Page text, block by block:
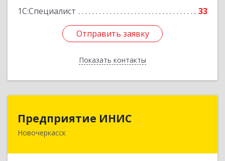
1С:Специалист
33
Отправить заявку
Показать контакты
Отправить заявку
Назад
Предприятие ИНИС
Новочеркасск346430, Ростовская обл, Новочеркасск г,